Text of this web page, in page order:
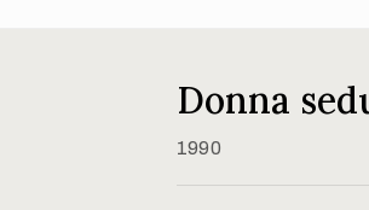
Donna
1990